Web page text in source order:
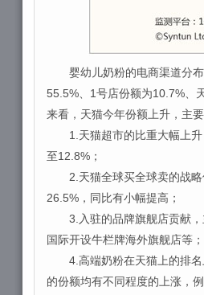
婴幼儿奶粉的电商渠道分布
55.5%、1号店份额为10.7%、
来看，天猫今年份额上升，主要
1.天猫超市的比重大幅上升
至12.8%；
2.天猫全球买全球卖的战略
26.5%，同比有小幅提高；
3.入驻的品牌旗舰店贡献，
国际开设牛栏牌海外旗舰店等；
4.高端奶粉在天猫上的排名
的份额均有不同程度的上涨，